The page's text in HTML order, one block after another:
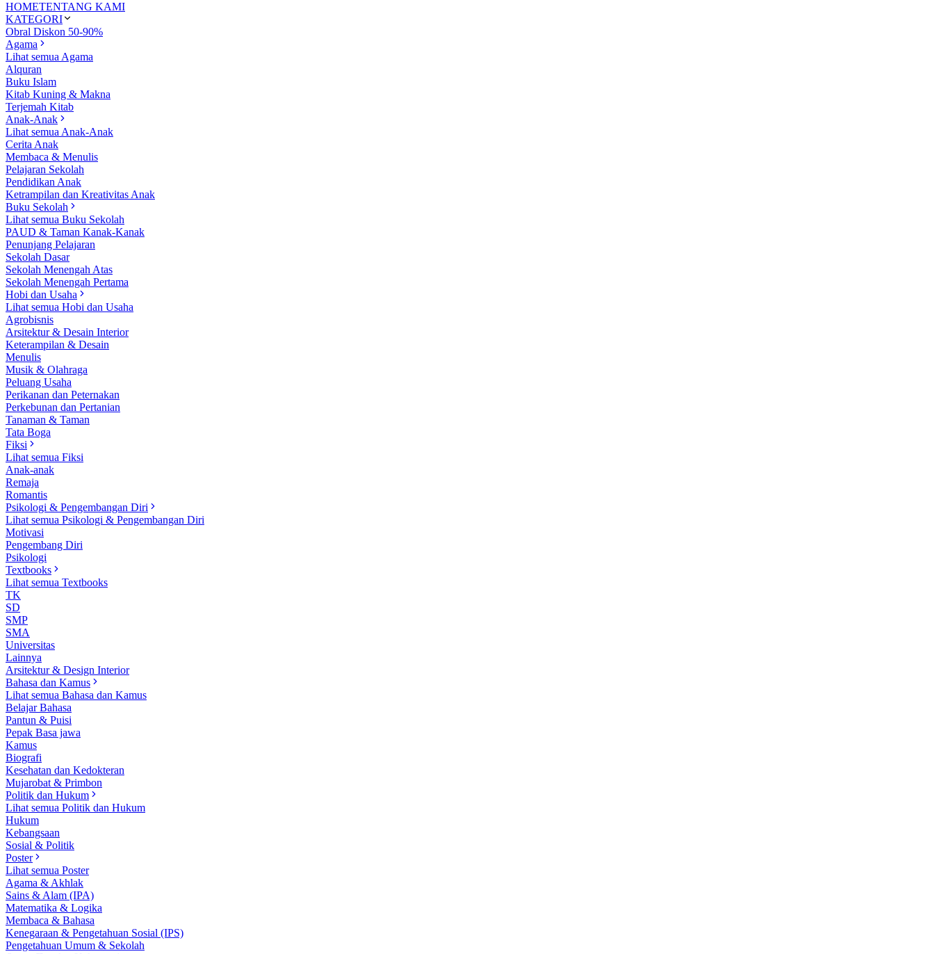
HOMETENTANG KAMI
KATEGORI
Obral Diskon 50-90%
Agama
Lihat semua Agama
Alquran
Buku Islam
Kitab Kuning & Makna
Terjemah Kitab
Anak-Anak
Lihat semua Anak-Anak
Cerita Anak
Membaca & Menulis
Pelajaran Sekolah
Pendidikan Anak
Ketrampilan dan Kreativitas Anak
Buku Sekolah
Lihat semua Buku Sekolah
PAUD & Taman Kanak-Kanak
Penunjang Pelajaran
Sekolah Dasar
Sekolah Menengah Atas
Sekolah Menengah Pertama
Hobi dan Usaha
Lihat semua Hobi dan Usaha
Agrobisnis
Arsitektur & Desain Interior
Keterampilan & Desain
Menulis
Musik & Olahraga
Peluang Usaha
Perikanan dan Peternakan
Perkebunan dan Pertanian
Tanaman & Taman
Tata Boga
Fiksi
Lihat semua Fiksi
Anak-anak
Remaja
Romantis
Psikologi & Pengembangan Diri
Lihat semua Psikologi & Pengembangan Diri
Motivasi
Pengembang Diri
Psikologi
Textbooks
Lihat semua Textbooks
TK
SD
SMP
SMA
Universitas
Lainnya
Arsitektur & Design Interior
Bahasa dan Kamus
Lihat semua Bahasa dan Kamus
Belajar Bahasa
Pantun & Puisi
Pepak Basa jawa
Kamus
Biografi
Kesehatan dan Kedokteran
Mujarobat & Primbon
Politik dan Hukum
Lihat semua Politik dan Hukum
Hukum
Kebangsaan
Sosial & Politik
Poster
Lihat semua Poster
Agama & Akhlak
Sains & Alam (IPA)
Matematika & Logika
Membaca & Bahasa
Kenegaraan & Pengetahuan Sosial (IPS)
Pengetahuan Umum & Sekolah